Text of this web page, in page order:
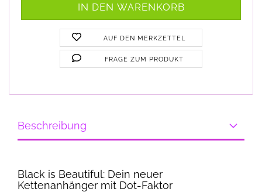
AUF DEN MERKZETTEL
FRAGE ZUM PRODUKT
Beschreibung
Black is Beautiful: Dein neuer
Kettenanhänger mit Dot-Faktor